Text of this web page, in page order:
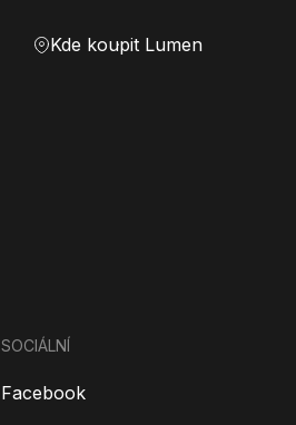
Kde koupit Lumen
SOCIÁLNÍ
Facebook